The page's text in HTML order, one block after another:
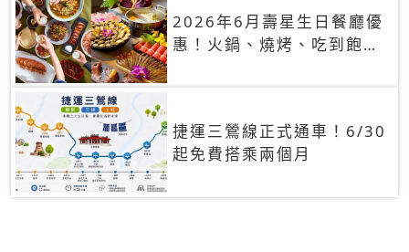
2026年6月壽星生日餐廳優
惠！火鍋、燒烤、吃到飽，
捷運三鶯線正式通車！6/30
起免費搭乘兩個月